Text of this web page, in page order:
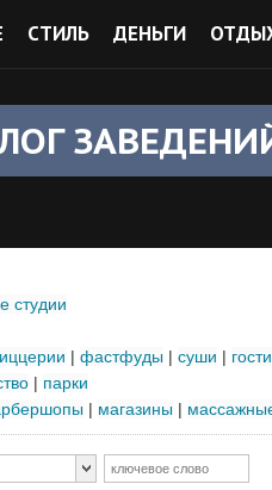
СТИЛЬ ДЕНЬГИ
студии
| фастфуды | суши |
| парки
| магазины |